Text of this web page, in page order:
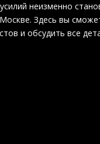
неизменно
Здесь вы
и обсудить все